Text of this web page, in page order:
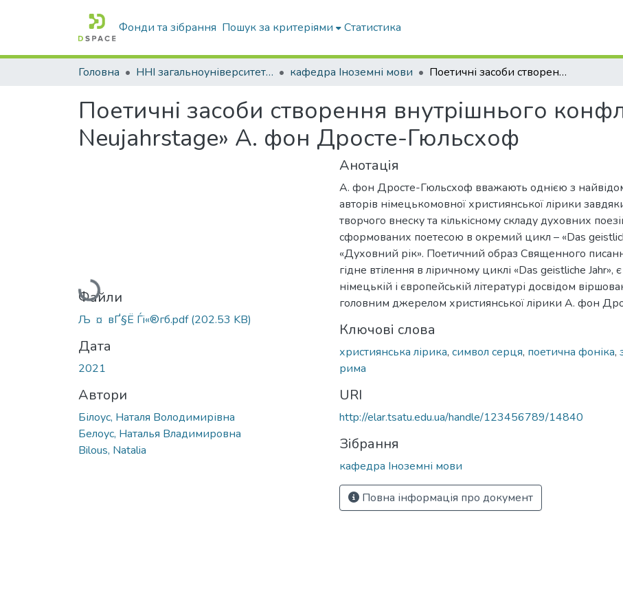
Фонди та зібрання Пошук за критеріями Статистика
Головна ННІ загальноуніверситетської підготовки кафедра Іноземні мови Поетичні засоби створення внутрішнього конфлікту у вірші «Am Neujahrstage» А. фон Дросте-Гюльсхоф
Поетичні засоби створення внутрішнього
Neujahrstage» А. фон Дросте-Гюльсхоф
Вантажиться...
Файли
Љ ­ ¤ вҐ§Ё Ѓi«®гб.pdf(202.53 KB)
Дата
2021
Автори
Білоус, Наталя Володимирівна
Белоус, Наталья Владимировна
Bilous, Natalia
Анотація
А. фон Дросте-Гюльсхоф вважають однією з
авторів німецькомовної християнської лірики
творчого внеску та кількісному складу духовних
сформованих поетесою в окремий цикл – «Das
«Духовний рік». Поетичний образ Священного
гідне втілення в ліричному циклі «Das geistliche Jahr»,
німецькій і європейській літературі досвідом
головним джерелом християнської лірики А. фон
Ключові слова
християнська лірика, символ серця, поетична фоніка,
рима
URI
http://elar.tsatu.edu.ua/handle/123456789/14840
Зібрання
кафедра Іноземні мови
Повна інформація про документ